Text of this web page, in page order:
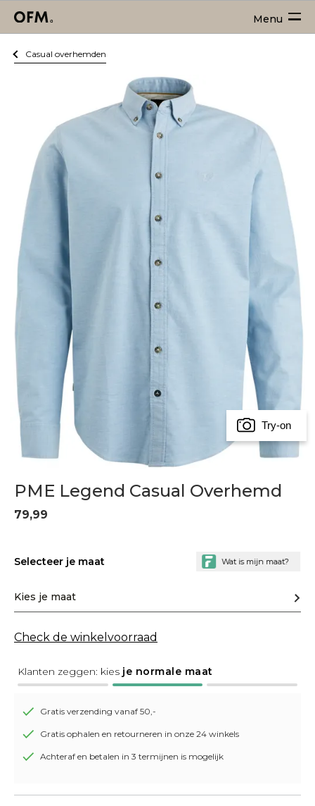
Menu
Casual overhemden
PME Legend Casual Overhemd
79,99
Selecteer je maat
Kies je maat
Check de winkelvoorraad
Klanten zeggen: kies je normale maat
Gratis verzending vanaf 50,-
Gratis ophalen en retourneren in onze 24 winkels
Achteraf en betalen in 3 termijnen is mogelijk
Try-on